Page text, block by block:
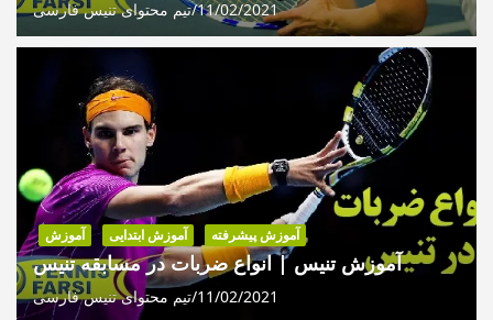
11/02/2021 تیم محتوای تنیس فارسی
آموزش آموزش ابتدایی آموزش پیشرفته
آموزش تنیس | انواع ضربات در مسابقه تنیس
11/02/2021 تیم محتوای تنیس فارسی